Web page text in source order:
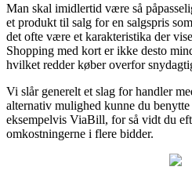
Man skal imidlertid være så
et produkt til salg for en salgspris
det ofte være et karakteristika der
Shopping med kort er ikke desto
hvilket redder køber overfor
Vi slår generelt et slag for handler
alternativ mulighed kunne du
eksempelvis ViaBill, for så vidt du
omkostningerne i flere bidder.